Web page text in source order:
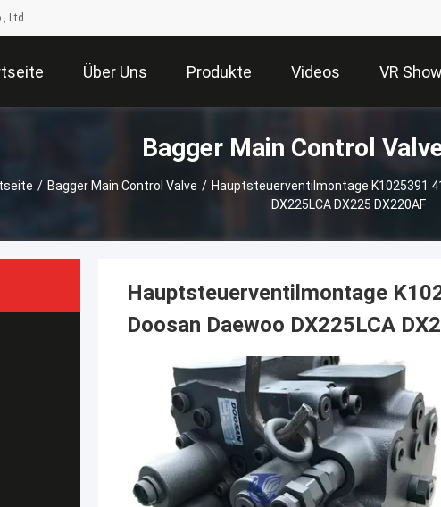
Ltd.
Über Uns Produkte Videos VR Show
Bagger Main Control
/ Bagger Main Control Valve / Hauptsteuerventilmontage K1025391
DX225LCA DX225 DX220AF
Hauptsteuerventilmontage
Doosan Daewoo DX225LCA